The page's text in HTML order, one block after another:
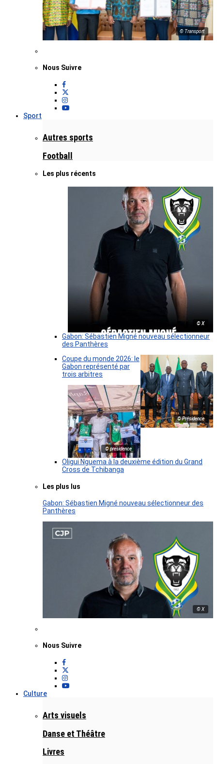
© Transport
Nous Suivre
Sport
Autres sports
Football
Les plus récents
© X
Gabon: Sébastien Migné nouveau sélectionneur
des Panthères
© Présidence
Coupe du monde 2026: le
Gabon représenté par
trois arbitres
© presidence
Oligui Nguema à la deuxième édition du Grand
Cross de Tchibanga
Les plus lus
Gabon: Sébastien Migné nouveau sélectionneur des
Panthères
© X
Nous Suivre
Culture
Arts visuels
Danse et Théâtre
Livres